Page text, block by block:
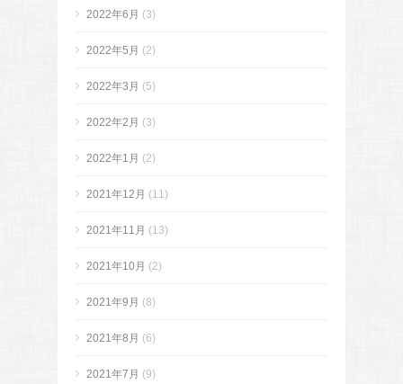
2022年6月 (3)
2022年5月 (2)
2022年3月 (5)
2022年2月 (3)
2022年1月 (2)
2021年12月 (11)
2021年11月 (13)
2021年10月 (2)
2021年9月 (8)
2021年8月 (6)
2021年7月 (9)